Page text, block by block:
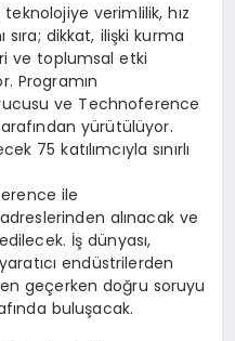
verimlilik, hız
sıra; dikkat, ilişki kurma
ve toplumsal etki
Programın
ve Technoference
yürütülüyor.
75 katılımcıyla sınırlı
ile
alınacak ve
İş dünyası,
endüstrilerden
geçerken doğru soruyu
buluşacak.